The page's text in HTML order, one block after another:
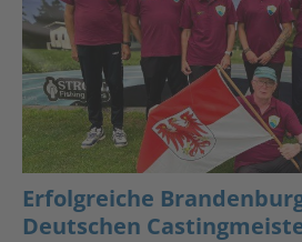
Erfolgreiche
Deutschen